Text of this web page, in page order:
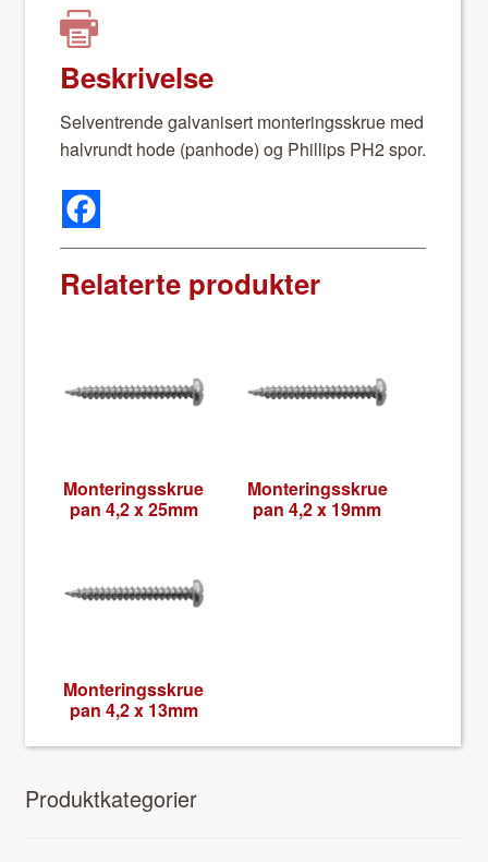
Beskrivelse
Sel­ven­trende gal­vanis­ert mon­ter­ingsskrue med
halvrundt hode (pan­hode) og Phillips PH2 spor.
Relaterte produkter
Mon­ter­ingsskrue
pan 4,2 x 25mm
Mon­ter­ingsskrue
pan 4,2 x 19mm
Mon­ter­ingsskrue
pan 4,2 x 13mm
Pro­duk­tkat­e­gori­er